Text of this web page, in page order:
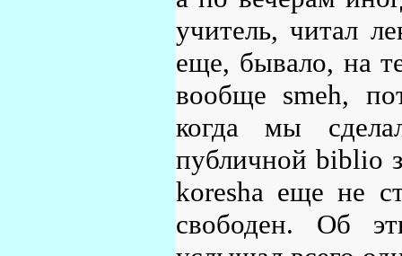
учитель, читал
еще, бывало, на
вообще smeh,
когда мы
публичной biblio
koresha еще не
свободен. Об